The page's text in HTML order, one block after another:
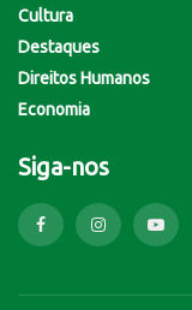
Cultura
Destaques
Direitos Humanos
Economia
Siga-nos